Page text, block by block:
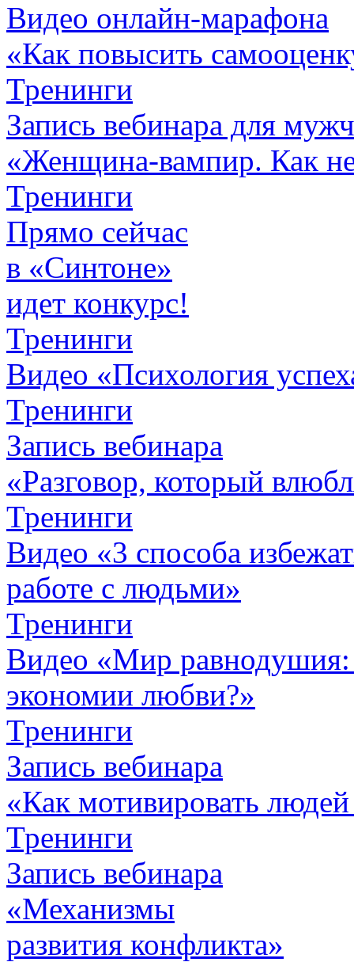
Видео онлайн-марафона
«Как повысить
Тренинги
Запись вебинара для
«Женщина-вампир. Как не
Тренинги
Прямо сейчас
в «Синтоне»
идет конкурс!
Тренинги
Видео «Психология
Тренинги
Запись вебинара
«Разговор, который
Тренинги
Видео «3 способа
работе с людьми»
Тренинги
Видео «Мир равнодушия:
экономии любви?»
Тренинги
Запись вебинара
«Как мотивировать
Тренинги
Запись вебинара
«Механизмы
развития конфликта»